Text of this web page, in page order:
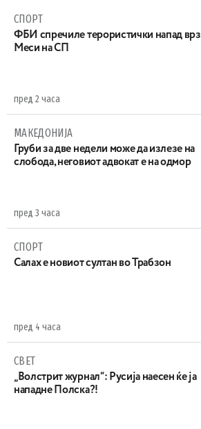
СПОРТ
ФБИ спречиле терористички напад врз
Меси на СП
пред 2 часа
МАКЕДОНИЈА
Груби за две недели може да излезе на
слобода, неговиот адвокат е на одмор
пред 3 часа
СПОРТ
Салах е новиот султан во Трабзон
пред 4 часа
СВЕТ
„Волстрит журнал“: Русија наесен ќе ја
нападне Полска?!